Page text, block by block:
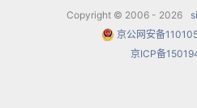
钢琴家陈洁也 以自己的亲
展开职业生涯后，独奏西
Copyright © 2006 - 2026
京公网安备
京ICP备